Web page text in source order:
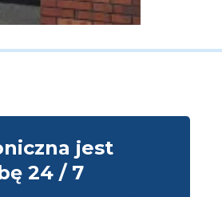
jest
24 / 7